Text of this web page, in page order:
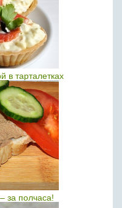
в тарталетках
за полчаса!